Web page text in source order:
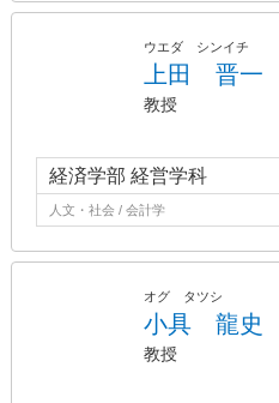
ウエダ シンイチ
上田 晋一
教授
経済学部 経営学科
人文・社会 / 会計学
オグ タツシ
小具 龍史
教授